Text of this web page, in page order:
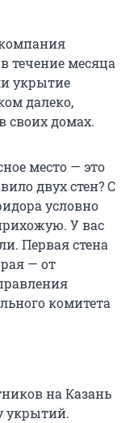
течение месяца
укрытие
далеко,
своих домах.
место — это
двух стен? С
условно
У вас
Первая стена
— от
комитета
на Казань
укрытий.